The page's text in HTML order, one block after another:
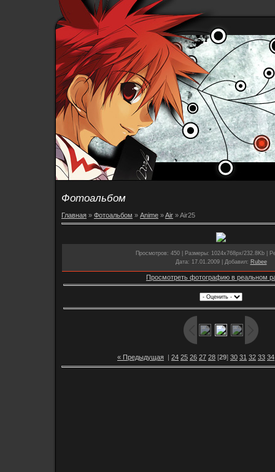
Фотоальбом
Главная » Фотоальбом » Anime »Air » Air25
Просмотров: 450 | Размеры: 1024x768px/232.8Kb |
Дата: 17.01.2009 | Добавил: Rubee
Просмотреть фотографию в реальном
« Предыдущая | 24 25 26 27 28 [29] 30 31 32 33 34